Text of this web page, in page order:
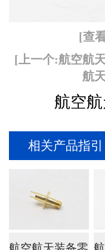
[查
[上一个:航空航
航
航空
相关产品指引